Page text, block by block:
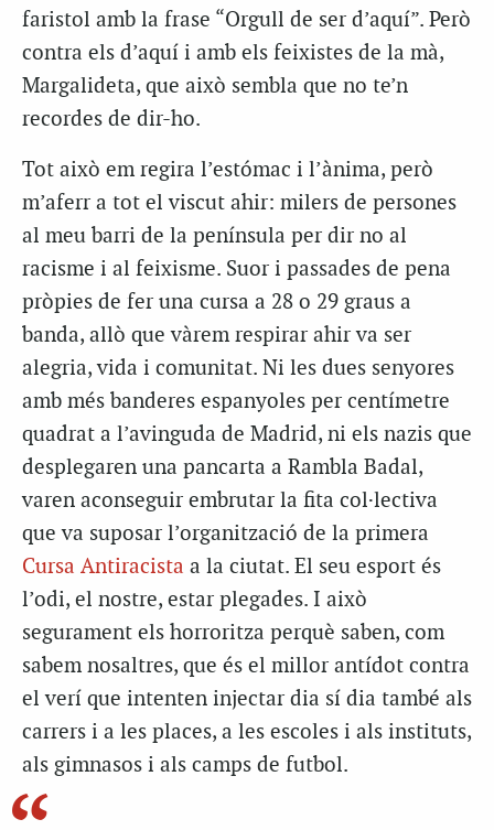
faristol amb la frase “Orgull de ser d’aquí”. Però
contra els d’aquí i amb els feixistes de la mà,
Margalideta, que això sembla que no te’n
recordes de dir-ho.
Tot això em regira l’estómac i l’ànima, però
m’aferr a tot el viscut ahir: milers de persones
al meu barri de la península per dir no al
racisme i al feixisme. Suor i passades de pena
pròpies de fer una cursa a 28 o 29 graus a
banda, allò que vàrem respirar ahir va ser
alegria, vida i comunitat. Ni les dues senyores
amb més banderes espanyoles per centímetre
quadrat a l’avinguda de Madrid, ni els nazis que
desplegaren una pancarta a Rambla Badal,
varen aconseguir embrutar la fita col·lectiva
que va suposar l’organització de la primera
Cursa Antiracista a la ciutat. El seu esport és
l’odi, el nostre, estar plegades. I això
segurament els horroritza perquè saben, com
sabem nosaltres, que és el millor antídot contra
el verí que intenten injectar dia sí dia també als
carrers i a les places, a les escoles i als instituts,
als gimnasos i als camps de futbol.